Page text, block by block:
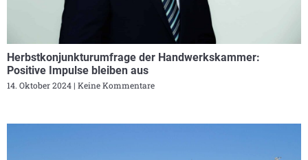
Herbstkonjunkturumfrage der Handwerkskammer:
Positive Impulse bleiben aus
14. Oktober 2024 Keine Kommentare